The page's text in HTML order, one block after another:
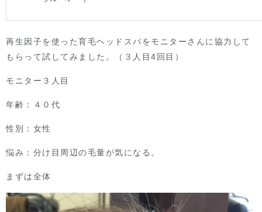
再生因子を使った育毛ヘッドスパをモニターさんに協力して
もらって試してみました。（３人目4回目）
モニター３人目
年齢：４０代
性別：女性
悩み：分け目周辺の毛量が気になる。
まずは全体